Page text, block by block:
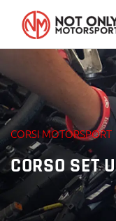
CORSI MOTORSPORT
CORSO SET